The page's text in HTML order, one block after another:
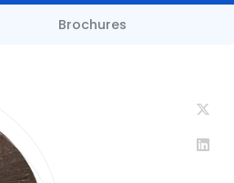
Brochures